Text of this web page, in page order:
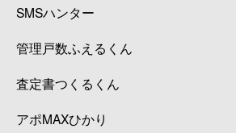
SMSハンター
管理戸数ふえるくん
査定書つくるくん
アポMAXひかり